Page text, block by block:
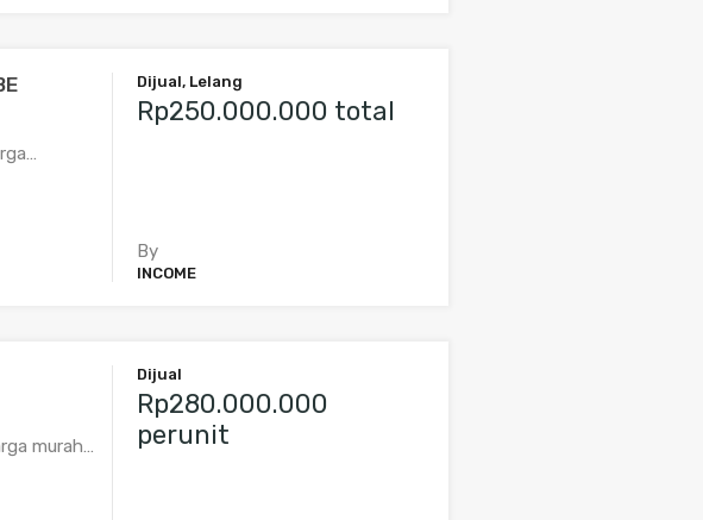
Dijual, Lelang
Rp250.000.000 total
By
INCOME
murah…
Dijual
Rp280.000.000
perunit